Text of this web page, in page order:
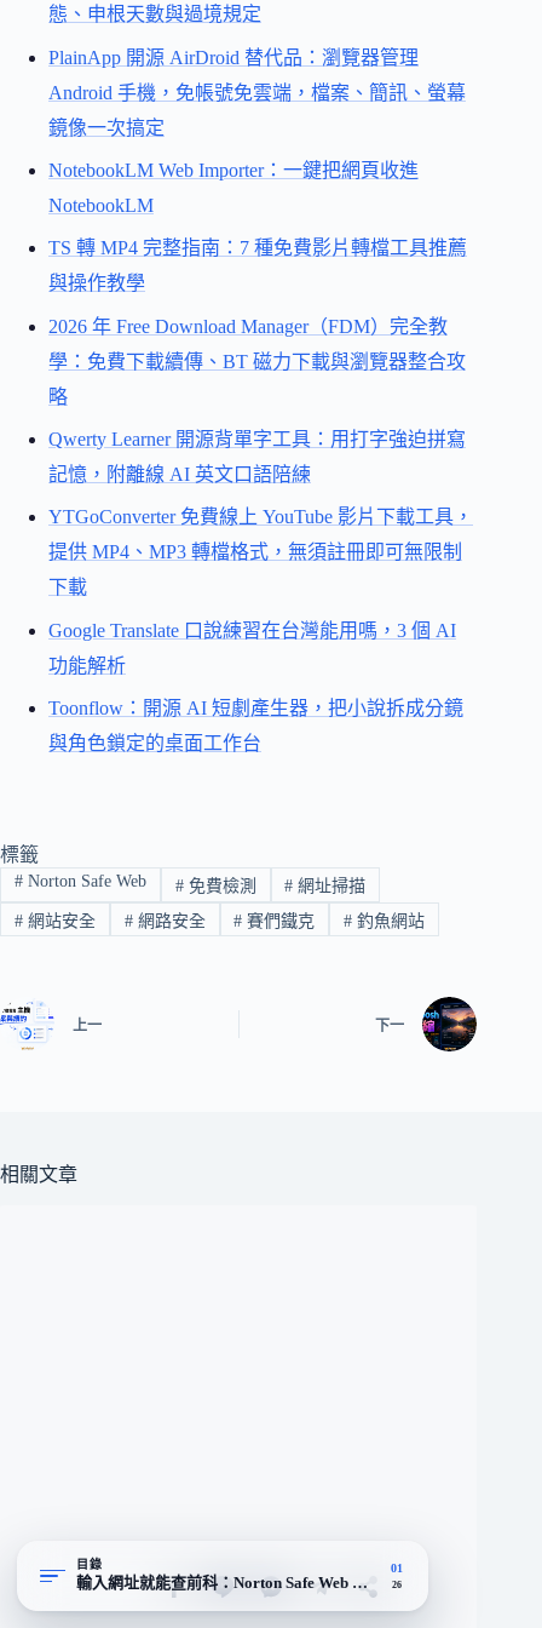
態、申根天數與過境規定
PlainApp 開源 AirDroid 替代品：瀏覽器管理
Android 手機，免帳號免雲端，檔案、簡訊、螢幕
鏡像一次搞定
NotebookLM Web Importer：一鍵把網頁收進
NotebookLM
TS 轉 MP4 完整指南：7 種免費影片轉檔工具推薦
與操作教學
2026 年 Free Download Manager（FDM）完全教
學：免費下載續傳、BT 磁力下載與瀏覽器整合攻
略
Qwerty Learner 開源背單字工具：用打字強迫拼寫
記憶，附離線 AI 英文口語陪練
YTGoConverter 免費線上 YouTube 影片下載工具，
提供 MP4、MP3 轉檔格式，無須註冊即可無限制
下載
Google Translate 口說練習在台灣能用嗎，3 個 AI
功能解析
Toonflow：開源 AI 短劇產生器，把小說拆成分鏡
與角色鎖定的桌面工作台
標籤
#Norton Safe Web #免費檢測 # 網址掃描
#網站安全 #網路安全 # 賽們鐵克 # 釣魚網站
上一 下一
相關文章
目錄
輸入網址就能查前科：Norton Safe Web 的雙軌評級機制
01
26